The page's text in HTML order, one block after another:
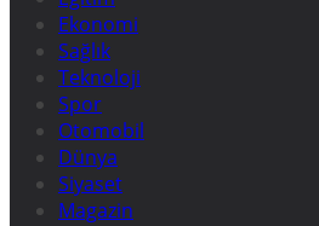
Ekonomi
Sağlık
Teknoloji
Spor
Otomobil
Dünya
Siyaset
Magazin